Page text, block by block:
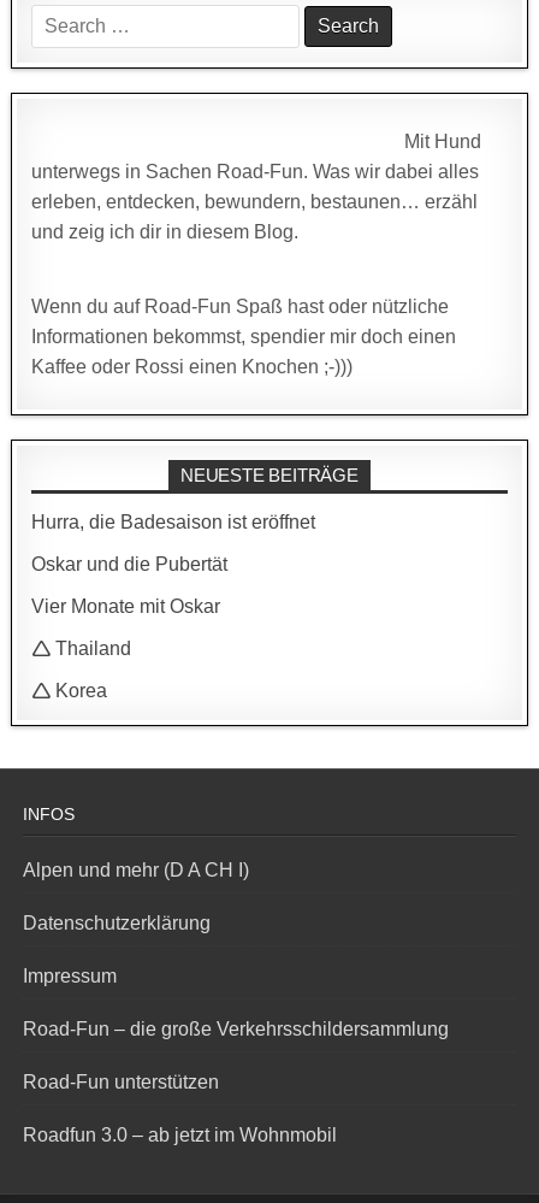
Search
for:
Mit Hund
unterwegs in Sachen Road-Fun. Was wir dabei alles
erleben, entdecken, bewundern, bestaunen… erzähl
und zeig ich dir in diesem Blog.
Wenn du auf Road-Fun Spaß hast oder nützliche
Informationen bekommst, spendier mir doch einen
Kaffee oder Rossi einen Knochen ;-)))
NEUESTE BEITRÄGE
Hurra, die Badesaison ist eröffnet
Oskar und die Pubertät
Vier Monate mit Oskar
🛆 Thailand
🛆 Korea
INFOS
Alpen und mehr (D A CH I)
Datenschutzerklärung
Impressum
Road-Fun – die große Verkehrsschildersammlung
Road-Fun unterstützen
Roadfun 3.0 – ab jetzt im Wohnmobil